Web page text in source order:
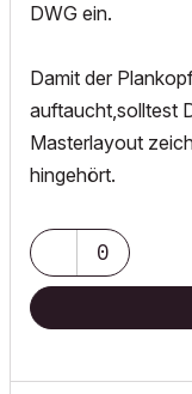
DWG ein.
Damit der
auftaucht,solltest
Masterlayout
hingehört.
0